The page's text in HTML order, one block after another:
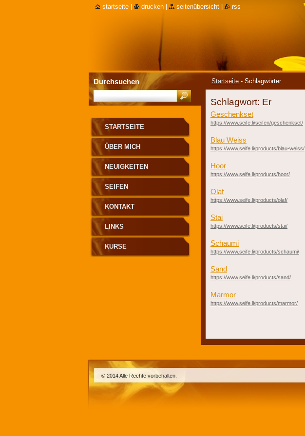
Startseite - Schlagwörter
Schlagwort: Er
Geschenkset
https://www.seife.li/seifen/geschenkset/
Blau Weiss
https://www.seife.li/products/blau-weiss/
Hoor
https://www.seife.li/products/hoor/
Olaf
https://www.seife.li/products/olaf/
Stai
https://www.seife.li/products/stai/
Schaumi
https://www.seife.li/products/schaumi/
Sand
https://www.seife.li/products/sand/
Marmor
https://www.seife.li/products/marmor/
STARTSEITE
ÜBER MICH
NEUIGKEITEN
SEIFEN
KONTAKT
LINKS
KURSE
Durchsuchen
startseite drucken seitenübersicht rss
© 2014 Alle Rechte vorbehalten.